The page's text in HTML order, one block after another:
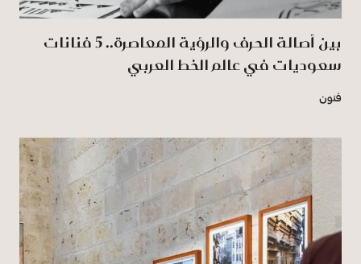
بين أصالة الحرف والرؤية المعاصرة.. 5 فنانات
سعوديات في عالم الخط العربي
فنون